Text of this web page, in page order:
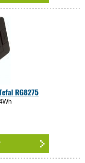
RG8275